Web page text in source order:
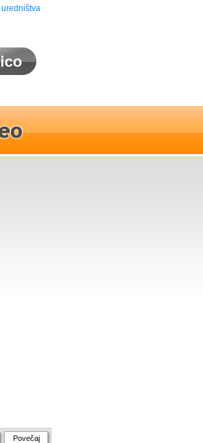
uredništva
Povečaj